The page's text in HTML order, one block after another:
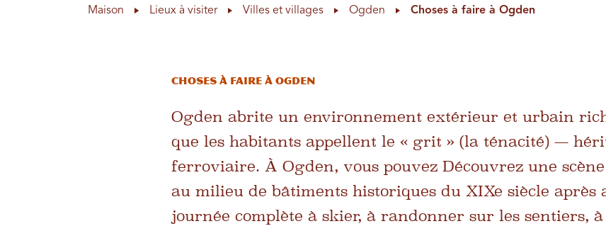
Maison Lieux à visiter Villes et villages Ogden Choses à faire à Ogden
Choses à faire à Ogden
Ogden abrite un environnement extérieur et urbain
que les habitants appellent le « grit » (la ténacité) —
ferroviaire. À Ogden, vous pouvez Découvrez une
au milieu de bâtiments historiques du XIXe siècle après
journée complète à skier, à randonner sur les sentiers,